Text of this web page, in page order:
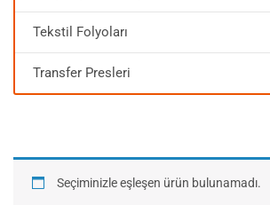
Tekstil Folyoları
Transfer Presleri
Seçiminizle eşleşen ürün bulunamadı.